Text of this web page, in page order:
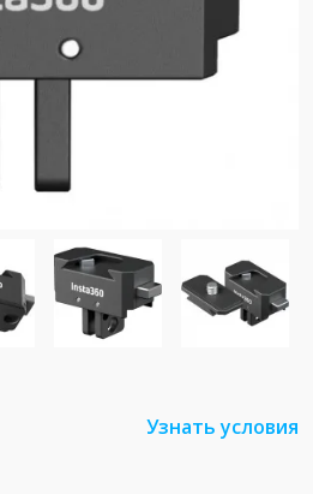
Узнать условия